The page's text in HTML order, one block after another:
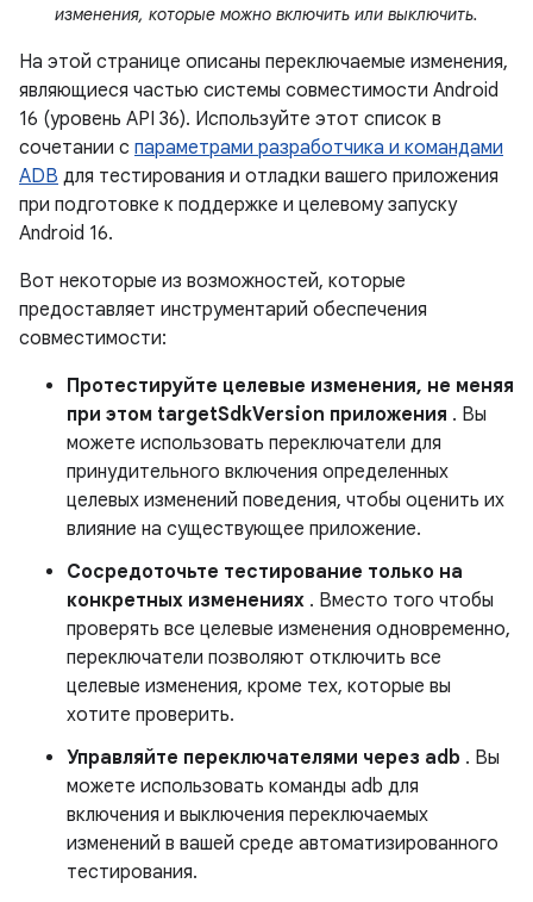
изменения, которые можно включить или выключить.
На этой странице описаны переключаемые изменения,
являющиеся частью системы совместимости Android
16 (уровень API 36). Используйте этот список в
сочетании с параметрами разработчика и командами
ADB для тестирования и отладки вашего приложения
при подготовке к поддержке и целевому запуску
Android 16.
Вот некоторые из возможностей, которые
предоставляет инструментарий обеспечения
совместимости:
Протестируйте целевые изменения, не меняя
при этом targetSdkVersion приложения . Вы
можете использовать переключатели для
принудительного включения определенных
целевых изменений поведения, чтобы оценить их
влияние на существующее приложение.
Сосредоточьте тестирование только на
конкретных изменениях . Вместо того чтобы
проверять все целевые изменения одновременно,
переключатели позволяют отключить все
целевые изменения, кроме тех, которые вы
хотите проверить.
Управляйте переключателями через adb . Вы
можете использовать команды adb для
включения и выключения переключаемых
изменений в вашей среде автоматизированного
тестирования.